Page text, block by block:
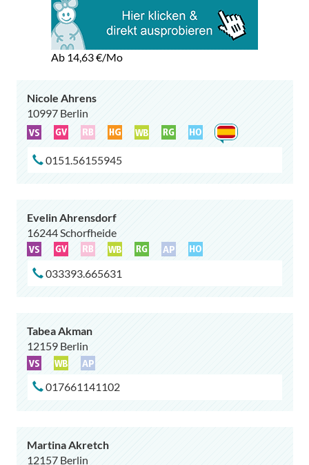
Ab 14,63€/Mo
Nicole Ahrens
10997 Berlin
0151.56155945
Evelin Ahrensdorf
16244 Schorfheide
033393.665631
Tabea Akman
12159 Berlin
017661141102
Martina Akretch
12157 Berlin